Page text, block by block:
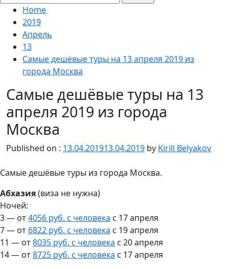
Home
2019
Апрель
13
Самые дешёвые туры на 13 апреля 2019 из
города Москва
Самые дешёвые туры на 13
апреля 2019 из города
Москва
Published on : 13.04.201913.04.2019 by Kirill Belyakov
Самые дешёвые туры из города Москва.
Абхазия(виза не нужна)
Ночей:
3 — от4056 руб. с человека c 17 апреля
7 — от 6822 руб. с человека c 19 апреля
11 — от8035 руб. с человека c 20 апреля
14 — от8725 руб. с человека c 17 апреля